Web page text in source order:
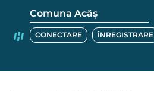
Comuna Acâș
CONECTARE ÎNREGISTRARE